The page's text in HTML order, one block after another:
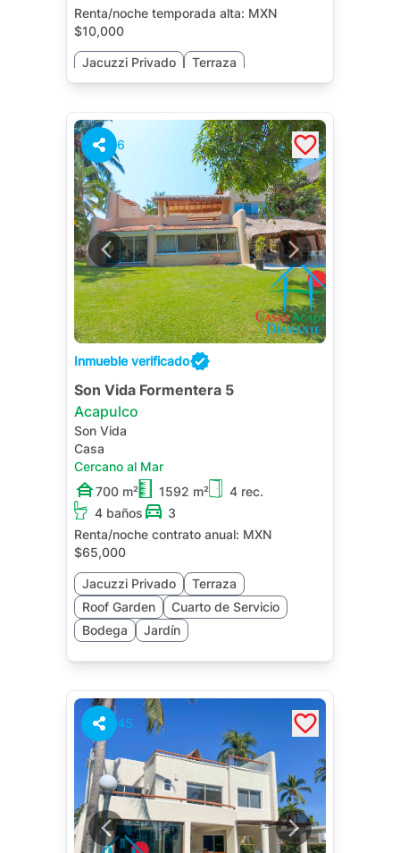
Renta/noche temporada alta: MXN
$10,000
Jacuzzi Privado
Terraza
Roof Garden
Cuarto de Servicio
6
Inmueble verificado
Son Vida Formentera 5
Acapulco
Son Vida
Casa
Cercano al Mar
700 m²
1592 m²
4 rec.
4 baños
3
Renta/noche contrato anual: MXN
$65,000
Jacuzzi Privado
Terraza
Roof Garden
Cuarto de Servicio
Bodega
Jardín
45